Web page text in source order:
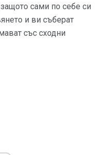
сами по себе си
и ви съберат
със сходни